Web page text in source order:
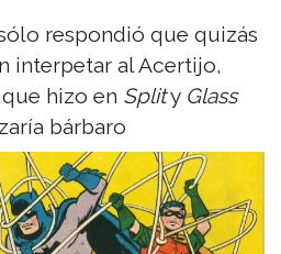
respondió que quizás
interpetar al Acertijo,
hizo en Splity Glass
bárbaro